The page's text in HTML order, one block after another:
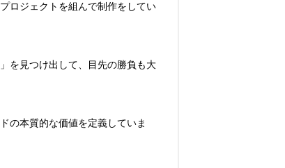
ロジェクトを組んで制作をしてい
を見つけ出して、目先の勝負も大
の本質的な価値を定義していま